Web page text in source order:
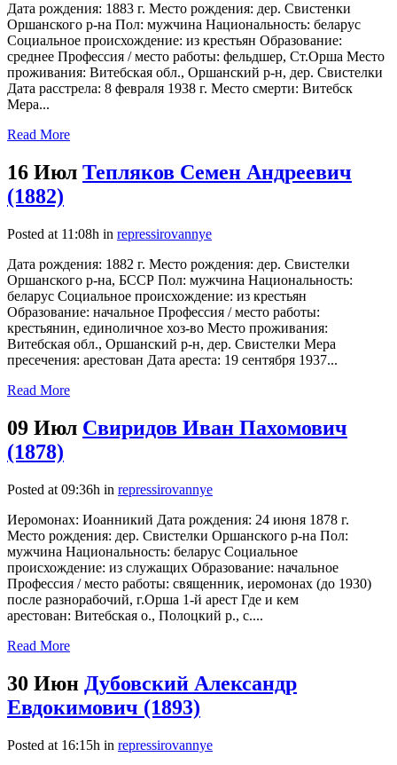
Дата рождения: 1883 г. Место рождения: дер. Свистенки
Оршанского р-на Пол: мужчина Национальность: беларус
Социальное происхождение: из крестьян Образование:
среднее Профессия / место работы: фельдшер, Ст.Орша Место
проживания: Витебская обл., Оршанский р-н, дер. Свистелки
Дата расстрела: 8 февраля 1938 г. Место смерти: Витебск
Мера...
Read More
16 Июл Тепляков Семен Андреевич
(1882)
Posted at 11:08h in repressirovannye
Дата рождения: 1882 г. Место рождения: дер. Свистелки
Оршанского р-на, БССР Пол: мужчина Национальность:
беларус Социальное происхождение: из крестьян
Образование: начальное Профессия / место работы:
крестьянин, единоличное хоз-во Место проживания:
Витебская обл., Оршанский р-н, дер. Свистелки Мера
пресечения: арестован Дата ареста: 19 сентября 1937...
Read More
09 Июл Свиридов Иван Пахомович
(1878)
Posted at 09:36h in repressirovannye
Иеромонах: Иоанникий Дата рождения: 24 июня 1878 г.
Место рождения: дер. Свистелки Оршанского р-на Пол:
мужчина Национальность: беларус Социальное
происхождение: из служащих Образование: начальное
Профессия / место работы: священник, иеромонах (до 1930)
после разнорабочий, г.Орша 1-й арест Где и кем
арестован: Витебская о., Полоцкий р., с....
Read More
30 Июн Дубовский Александр
Евдокимович (1893)
Posted at 16:15h in repressirovannye